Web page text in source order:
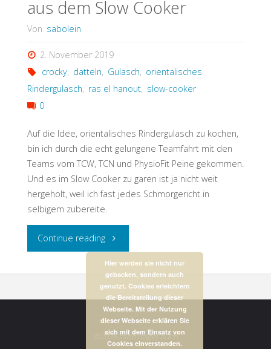
aus dem Slow Cooker
Von sabolein
2. November 2019
crocky, datteln, Gulasch, orientalisches
Rindergulasch, ras el hanout, slow-cooker
0
Auf die Idee, orientalisches Rindergulasch zu kochen,
bin ich durch die echt gelungene Teamfahrt mit den
Teams vom TCW, TCN und PhysioFit Peine gekommen.
Und es im Slow Cooker zu garen ist ja nicht weit
hergeholt, weil ich fast jedes Schmorgericht in
selbigem zubereite.
Continue reading"Orientalisches
Rindergulasch
aus
dem
Slow
©2026 sabo (tage) buch
Hier werden sie nicht nur
gebacken, sondern auch
genutzt. Cookies erleichtern
die Bereitstellung dieser
Webseite. Mit der Nutzung
dieser Webseite erklären Sie
sich mit dem Einsatz von
Cookies einverstanden.